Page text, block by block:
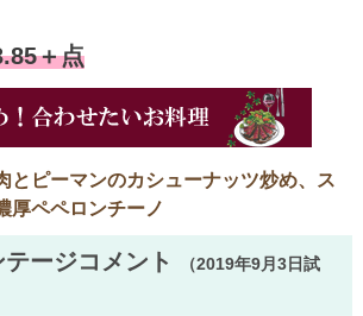
＋点
とピーマンのカシューナッツ炒め、ス
厚ペペロンチーノ
ージコメント
（2019年9月3日試